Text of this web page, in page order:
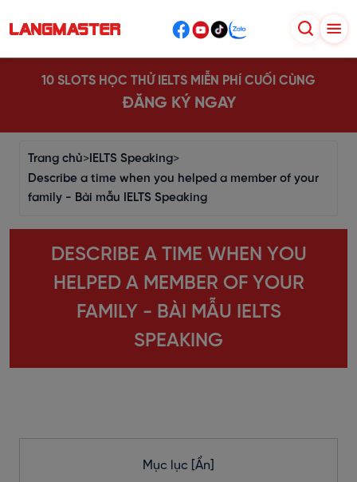
10 SLOTS HỌC THỬ IELTS MIỄN PHÍ CUỐI CÙNG
ĐĂNG KÝ NGAY
Trang chủ> IELTS Speaking>
Describe a time when you helped a member of your
family - Bài mẫu IELTS Speaking
DESCRIBE A TIME WHEN YOU
HELPED A MEMBER OF YOUR
FAMILY - BÀI MẪU IELTS
SPEAKING
Mục lục [Ẩn]